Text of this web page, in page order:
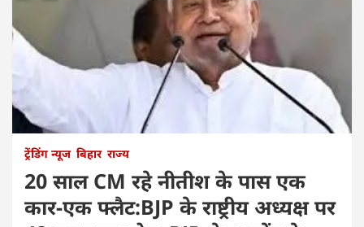
ट्रेंडिंग न्यूज बिहार राज्य
20 साल CM रहे नीतीश के पास एक
कार-एक फ्लैट:BJP के राष्ट्रीय अध्यक्ष पर